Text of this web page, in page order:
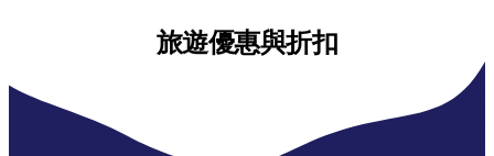
旅遊優惠與折扣